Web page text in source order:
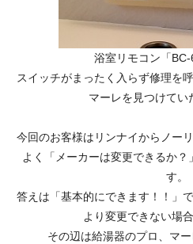
浴室リモコン「BC-
スイッチがまったく入らず修理を
マーレを見つけてい
今回のお客様はリンナイからノー
よく「メーカーは変更できるか
す。
答えは「基本的にできます！！」
より変更できない場
その辺は給湯器のプロ、マ